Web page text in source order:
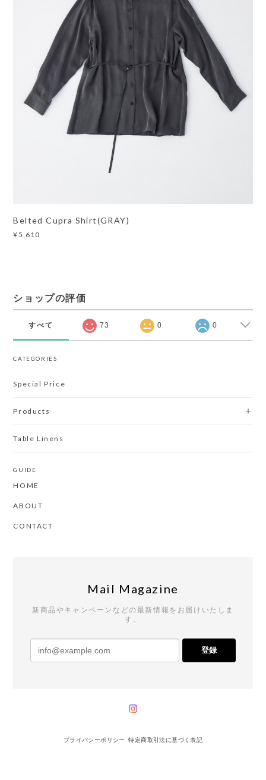
Belted Cupra Shirt(GRAY)
¥5,610
ショップの評価
すべて 73 0 0
CATEGORIES
Special Price
Products
Table Linens
GUIDE
HOME
ABOUT
CONTACT
Mail Magazine
新商品やキャンペーンなどの最新情報をお届けいたしま
す。
登録
プライバシーポリシー 特定商取引法に基づく表記